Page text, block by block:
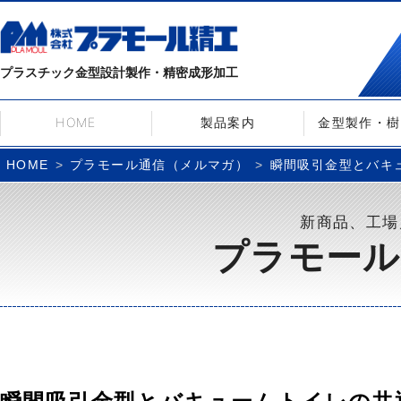
プラスチック金型設計製作・精密成形加工
HOME 製品案内 金型製作・
HOME プラモール通信（メルマガ） 瞬間吸引金型とバ
新商品、工
プラモー